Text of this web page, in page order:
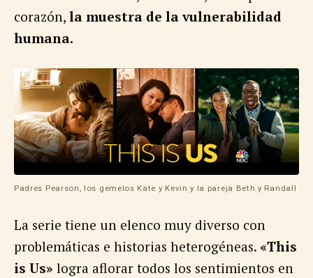
corazón, la muestra de la vulnerabilidad
humana.
Padres Pearson, los gemelos Kate y Kevin y la pareja Beth y Randall
La serie tiene un elenco muy diverso con
problemáticas e historias heterogéneas. «This
is Us» logra aflorar todos los sentimientos en